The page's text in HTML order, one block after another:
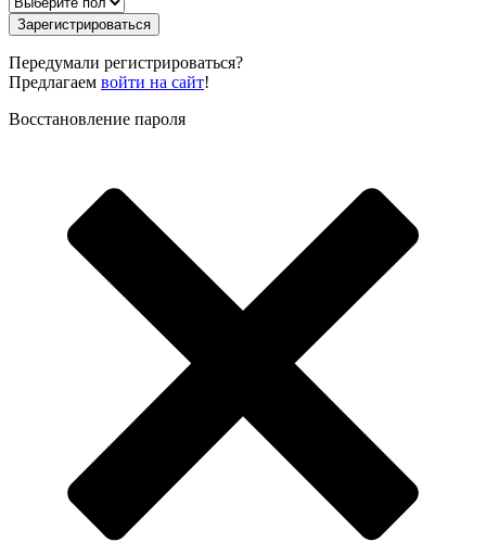
Зарегистрироваться
Передумали регистрироваться?
Предлагаем войти на сайт!
Восстановление пароля